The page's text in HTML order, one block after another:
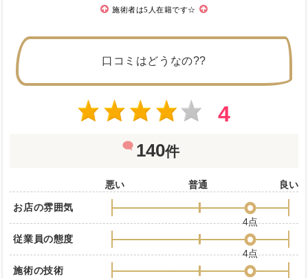
施術者は5人在籍です☆
口コミはどうなの??
4
140件
悪い 普通 良い
お店の雰囲気
4点
従業員の態度
4点
施術の技術